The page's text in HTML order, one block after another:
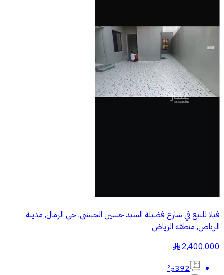
فيلا للبيع في شارع فضيلة السيد حسين الحبشي, حي الرمال, مدينة
الرياض, منطقة الرياض
2,400,000
§
392م²